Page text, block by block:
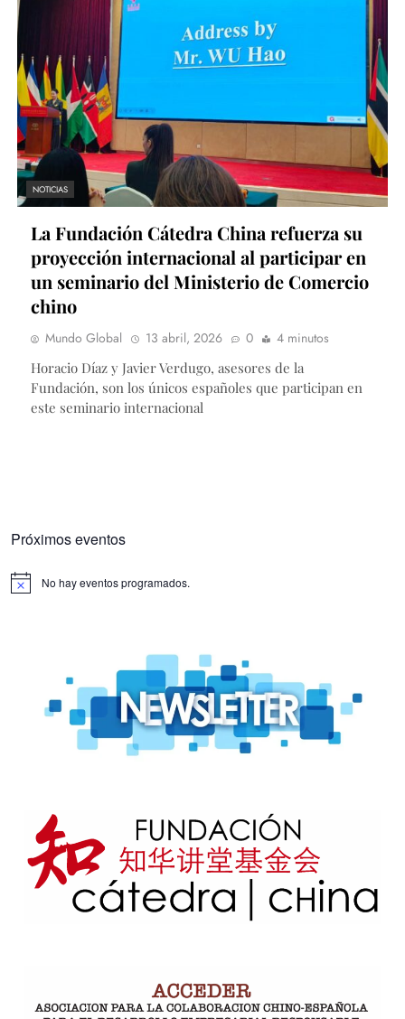
NOTICIAS
La Fundación Cátedra China refuerza su
proyección internacional al participar en
un seminario del Ministerio de Comercio
chino
Mundo Global 13 abril, 2026 0
4 minutos
Horacio Díaz y Javier Verdugo, asesores de la
Fundación, son los únicos españoles que participan en
este seminario internacional
Próximos eventos
Aviso No hay eventos programados.